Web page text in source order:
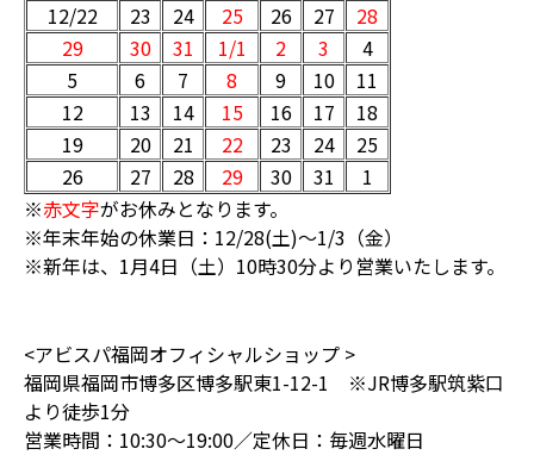
12/22
23 24 25 26 27
28
29
30 31 1/1 2 3
4
5
6 7 8 9 10
11
12
13 14 15 16 17
18
19
20 21 22 23 24
25
26
27 28 29 30 31
1
※赤文字がお休みとなります。
※年末年始の休業日：12/28(土)～1/3（金）
※新年は、1月4日（土）10時30分より営業いたします。
<アビスパ福岡オフィシャルショップ >
福岡県福岡市博多区博多駅東1-12-1 ※JR博多駅筑紫口
より徒歩1分
営業時間：10:30～19:00／定休日：毎週水曜日